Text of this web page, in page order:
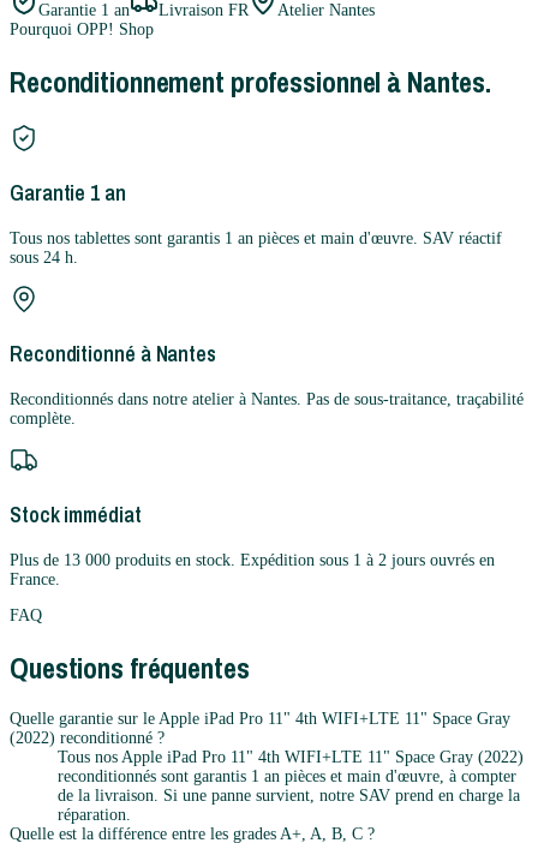
Garantie 1 an Livraison FR
Atelier Nantes
Pourquoi OPP! Shop
Reconditionnement professionnel à Nantes.
Garantie 1 an
Tous nos tablettes sont garantis 1 an pièces et main d'œuvre. SAV réactif
sous 24 h.
Reconditionné à Nantes
Reconditionnés dans notre atelier à Nantes. Pas de sous-traitance, traçabilité
complète.
Stock immédiat
Plus de 13 000 produits en stock. Expédition sous 1 à 2 jours ouvrés en
France.
FAQ
Questions fréquentes
Quelle garantie sur le Apple iPad Pro 11" 4th WIFI+LTE 11" Space Gray
(2022) reconditionné ?
Tous nos Apple iPad Pro 11" 4th WIFI+LTE 11" Space Gray (2022)
reconditionnés sont garantis 1 an pièces et main d'œuvre, à compter
de la livraison. Si une panne survient, notre SAV prend en charge la
réparation.
Quelle est la différence entre les grades A+, A, B, C ?